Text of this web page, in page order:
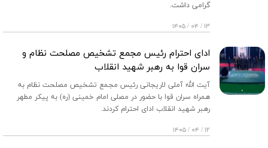
گرامی داشت.
۱۳ / ۰۴ / ۱۴۰۵
ادای احترام رئیس مجمع تشخیص مصلحت نظام و
سران قوا به رهبر شهید انقلاب
آیت الله آملی لاریجانی رئیس مجمع تشخیص مصلحت نظام به
همراه سران قوا با حضور در مصلی امام خمینی (ره) به پیکر مطهر
رهبر شهید انقلاب ادای احترام کردند.
۱۲ / ۰۴ / ۱۴۰۵